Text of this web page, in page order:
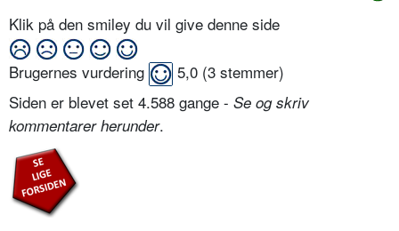
Klik på den smiley du vil give denne side
Brugernes vurdering 5,0 (3 stemmer)
Siden er blevet set 4.588 gange - Se og skriv
kommentarer herunder.